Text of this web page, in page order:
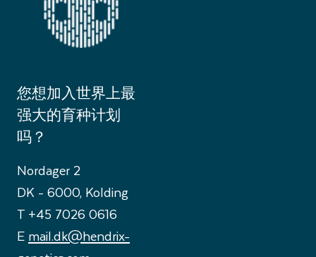
您想加入世界上最
强大的育种计划
吗？
Nordager 2
DK - 6000, Kolding
T +45 7026 0616
E mail.dk@hendrix-